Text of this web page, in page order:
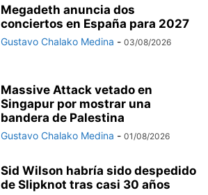
Megadeth anuncia dos
conciertos en España para 2027
Gustavo Chalako Medina - 03/08/2026
Massive Attack vetado en
Singapur por mostrar una
bandera de Palestina
Gustavo Chalako Medina - 01/08/2026
Sid Wilson habría sido despedido
de Slipknot tras casi 30 años